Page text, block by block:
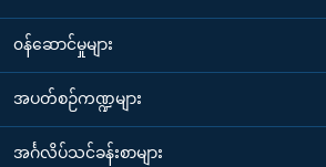
၀န်ဆောင်မှုများ
အပတ်စဉ်ကဏ္ဍများ
အင်္ဂလိပ်သင်ခန်းစာများ